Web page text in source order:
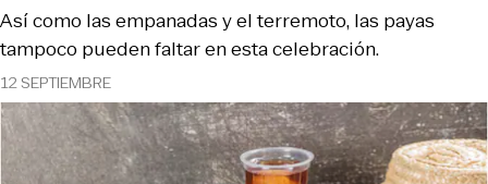
12 SEPTIEMBRE
Así como las empanadas y el terremoto, las payas
tampoco pueden faltar en esta celebración.